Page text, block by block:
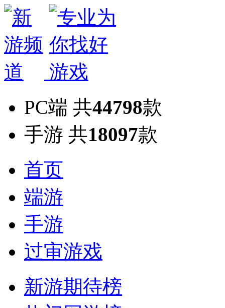
PC端 共44798款
手游 共18097款
首页
端游
手游
过审游戏
新游期待榜